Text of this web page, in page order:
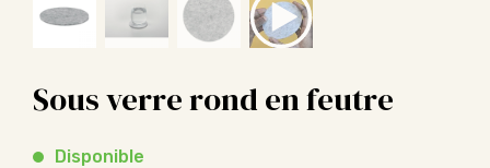
Sous verre rond en feutre
Disponible